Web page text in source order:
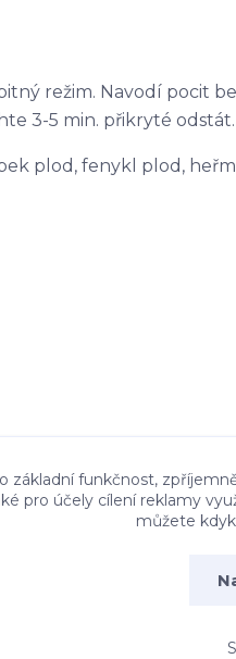
režim. Navodí pocit
3-5 min. přikryté odstát.
plod, fenykl plod,
základní funkčnost,
pro účely cílení reklamy
můžete